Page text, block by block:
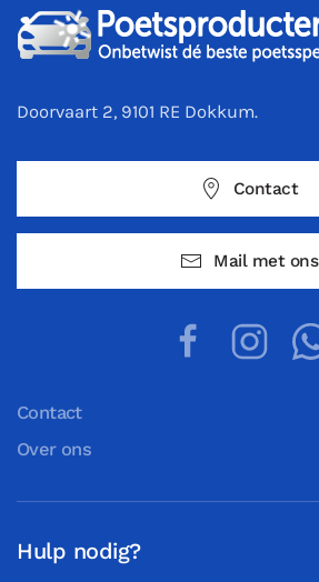
Doorvaart 2, 9101 RE Dokkum.
Contact
Mail met ons
Contact
Over ons
Hulp nodig?